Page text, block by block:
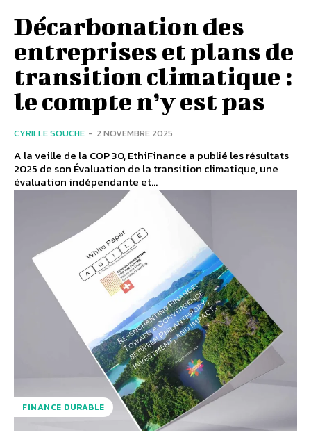
Décarbonation des
entreprises et plans de
transition climatique :
le compte n’y est pas
CYRILLE SOUCHE - 2 NOVEMBRE 2025
A la veille de la COP 30, EthiFinance a publié les résultats
2025 de son Évaluation de la transition climatique, une
évaluation indépendante et...
FINANCE DURABLE